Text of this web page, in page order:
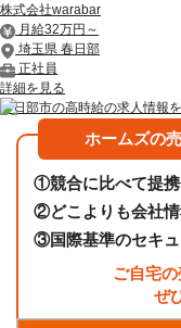
株式会社warabar
月給32万円～
埼玉県 春日部
正社員
詳細を見る
春日部市の高時給の求人情報
ホームズの
①競合に比べて提
②どこよりも会社
③国際基準のセキ
ご自宅
ぜ